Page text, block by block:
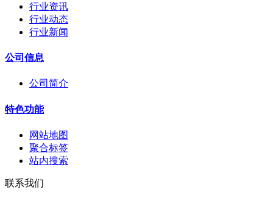
行业资讯
行业动态
行业新闻
公司信息
公司简介
特色功能
网站地图
聚合标签
站内搜索
联系我们